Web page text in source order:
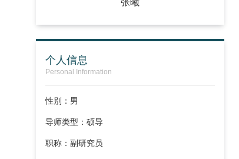
张曦
个人信息
Personal Information
性别：男
导师类型：硕导
职称：副研究员